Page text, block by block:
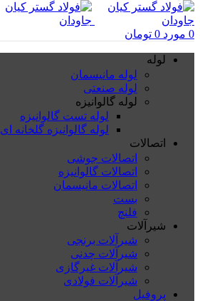
0 مورد 0 تومان
لوله
لوله مانیسمان
لوله صنعتی
لوله گالوانیزه
لوله تست گالوانیزه
لوله گالوانیزه گلخانه ای
اتصالات
اتصالات جوشی
اتصالات گالوانیزه
اتصالات مانیسمان
بست
فلنچ
شیرآلات
شیرآلات برنجی
شیرآلات چدنی
شیرآلات غیرگازی
شیرآلات فولادی
پروفیل